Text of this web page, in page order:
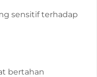
sensitif terhadap
bertahan